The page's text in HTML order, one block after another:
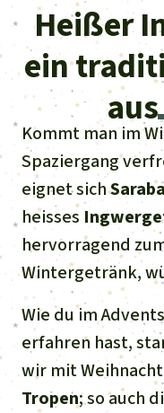
Shop
Über
Über
English
Español
Français
Fragen
DE11
GLS
Heißer
ein
Kommt man im
Spaziergang
eignet sich
heisses
hervorragend
Wintergetränk,
Wie du im
erfahren hast,
wir mit
Tropen; so auch